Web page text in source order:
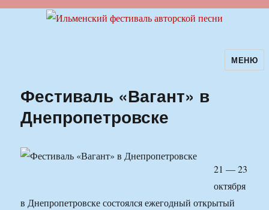
Ильменский фестиваль авторскойМЕНЮ
Фестиваль «Вагант» в
Днепропетровске
21 — 23
октября
в Днепропетровске состоялся ежегодный открытый